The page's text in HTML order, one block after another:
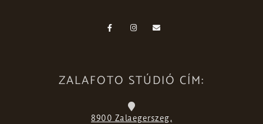
ZALAFOTO STÚDIÓ CÍM:
8900 Zalaegerszeg,